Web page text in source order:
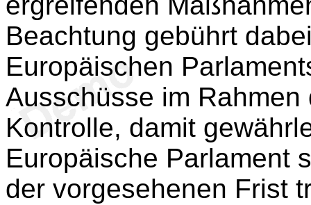
Beachtung gebührt
Europäischen
Ausschüsse im
Kontrolle, damit
Europäische Parlament
der vorgesehenen Frist